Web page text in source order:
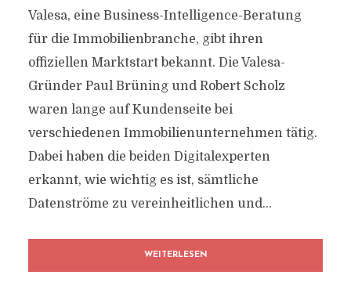
Valesa, eine Business-Intelligence-Beratung
für die Immobilienbranche, gibt ihren
offiziellen Marktstart bekannt. Die Valesa-
Gründer Paul Brüning und Robert Scholz
waren lange auf Kundenseite bei
verschiedenen Immobilienunternehmen tätig.
Dabei haben die beiden Digitalexperten
erkannt, wie wichtig es ist, sämtliche
Datenströme zu vereinheitlichen und...
WEITERLESEN